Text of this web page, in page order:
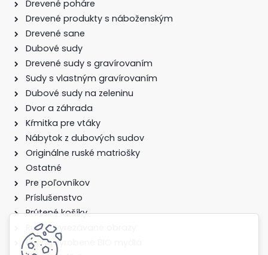
Drevené poháre
Drevené produkty s náboženským
Drevené sane
Dubové sudy
Drevené sudy s gravírovaním
Sudy s vlastným gravírovaním
Dubové sudy na zeleninu
Dvor a záhrada
Kŕmitka pre vtáky
Nábytok z dubových sudov
Originálne ruské matriošky
Ostatné
Pre poľovníkov
Príslušenstvo
Prútené košíky
Ručne vyrezávané obrazy
Ručne vyrobené BIO mydlá